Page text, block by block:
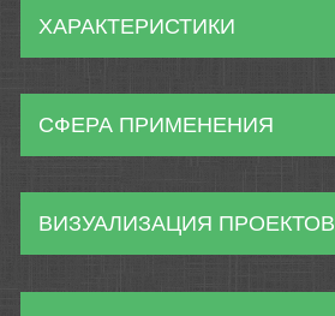
ХАРАКТЕРИСТИКИ
СФЕРА ПРИМЕНЕНИЯ
ВИЗУАЛИЗАЦИЯ ПРОЕКТОВ